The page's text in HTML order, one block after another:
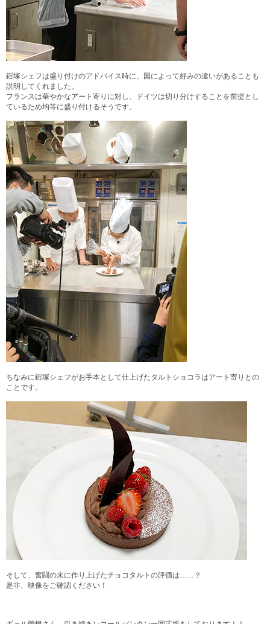
鎧塚シェフは盛り付けのアドバイス時に、
国によって好みの違いがあることも
説明してくれました。
フランスは華やかなアート寄りに対し、ドイツは切り分けすることを前提とし
ているため均等に盛り付けるそうです。
ちなみに鎧塚シェフがお手本として仕上げたタルトショコラはアー ト寄りとの
ことです。
そして、奮闘の末に作り上げたチョコタルトの評価は……？
是非、映像をご確認ください！